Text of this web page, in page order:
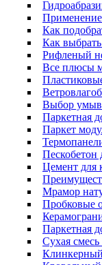
Применение
Как
Как
Рифленый
Все плюсы
Выбор
Паркетная
Паркет
Пескобетон
Цемент для
Мрамор
Пробковые
Паркетная
Сухая
Клинкерный